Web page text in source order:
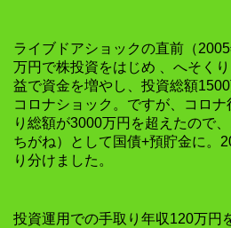
ライブドアショックの直前（
万円で株投資をはじめ 、へそく
益で資金を増やし、投資総額
コロナショック。ですが、コロナ
り総額が3000万円を超えたので
ちがね）として国債+預貯金に。
り分けました。
投資運用での手取り年収120万円